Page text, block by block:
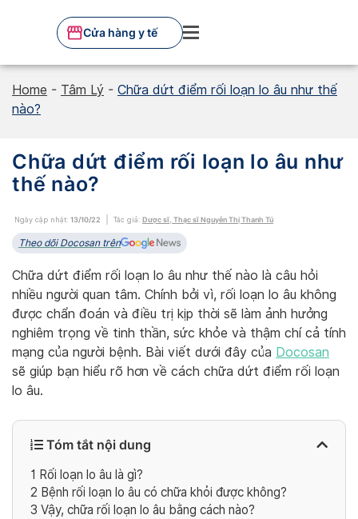
Cửa hàng y tế
Home - Tâm Lý - Chữa dứt điểm rối loạn lo âu như thế
nào?
Chữa dứt điểm rối loạn lo âu như
thế nào?
Ngày cập nhật: 13/10/22 Tác giả: Dược sĩ, Thạc sĩ Nguyễn Thị Thanh Tú
Theo dõi Docosan trên
Chữa dứt điểm rối loạn lo âu như thế nào là câu hỏi
nhiều người quan tâm. Chính bởi vì, rối loạn lo âu không
được chẩn đoán và điều trị kịp thời sẽ làm ảnh hưởng
nghiêm trọng về tinh thần, sức khỏe và thậm chí cả tính
mạng của người bệnh. Bài viết dưới đây của Docosan
sẽ giúp bạn hiểu rõ hơn về cách chữa dứt điểm rối loạn
lo âu.
Tóm tắt nội dung
1 Rối loạn lo âu là gì?
2 Bệnh rối loạn lo âu có chữa khỏi được không?
3 Vậy, chữa rối loạn lo âu bằng cách nào?